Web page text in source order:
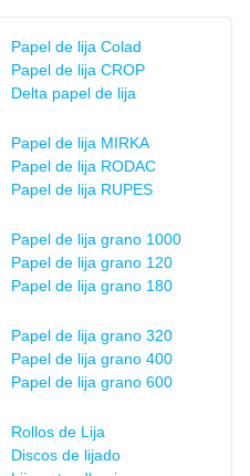
Papel de lija Colad
Papel de lija CROP
Delta papel de lija
Papel de lija MIRKA
Papel de lija RODAC
Papel de lija RUPES
Papel de lija grano 1000
Papel de lija grano 120
Papel de lija grano 180
Papel de lija grano 320
Papel de lija grano 400
Papel de lija grano 600
Rollos de Lija
Discos de lijado